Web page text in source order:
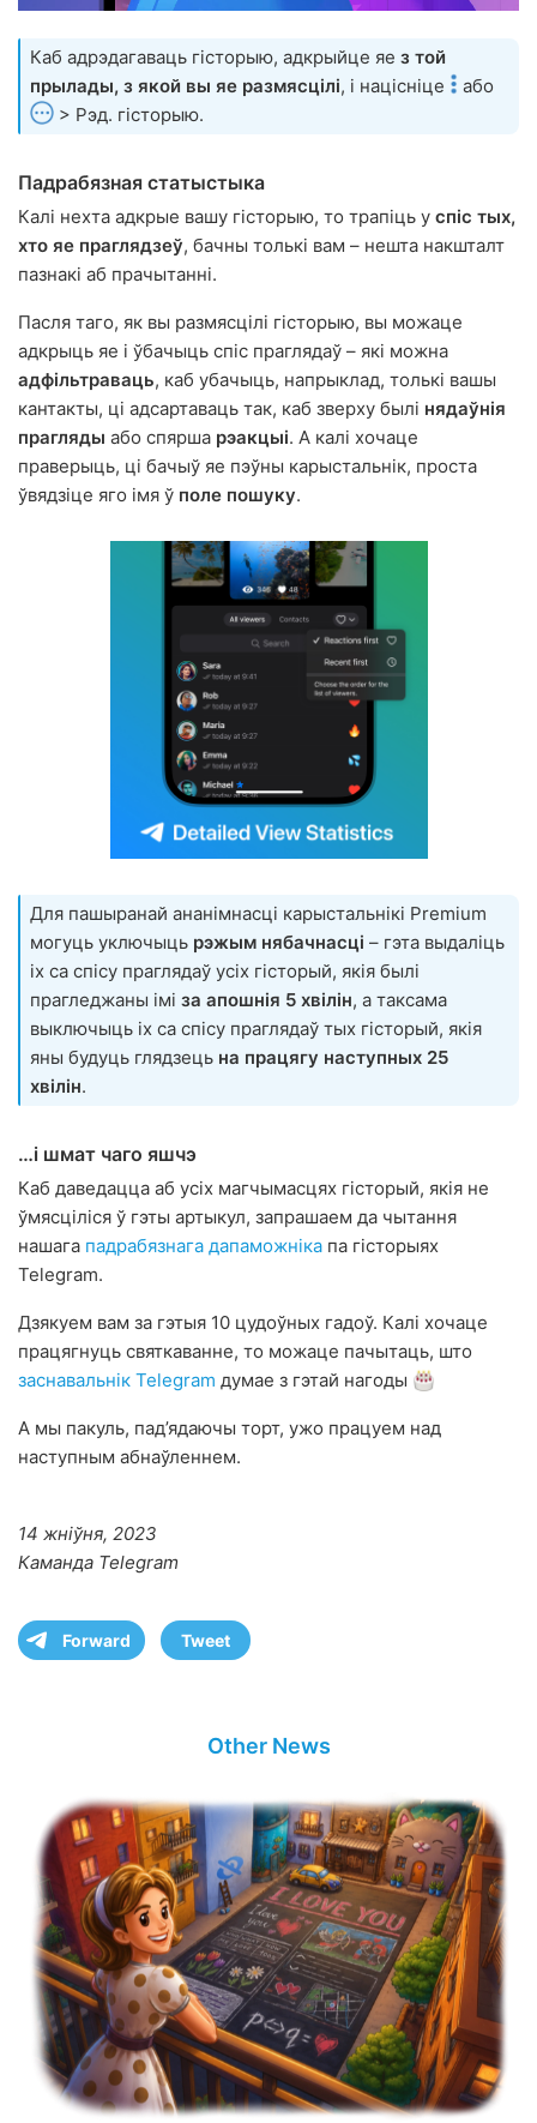
Каб адрэдагаваць гісторыю, адкрыйце яе з той
прылады, з якой вы яе размясцілі, і націсніце
або
> Рэд. гісторыю.
Падрабязная статыстыка
Калі нехта адкрые вашу гісторыю, то трапіць у спіс тых,
хто яе праглядзеў, бачны толькі вам – нешта накшталт
пазнакі аб прачытанні.
Пасля таго, як вы размясцілі гісторыю, вы можаце
адкрыць яе і ўбачыць спіс праглядаў – які можна
адфільтраваць, каб убачыць, напрыклад, толькі вашы
кантакты, ці адсартаваць так, каб зверху былі нядаўнія
прагляды або спярша рэакцыі. А калі хочаце
праверыць, ці бачыў яе пэўны карыстальнік, проста
ўвядзіце яго імя ў поле пошуку.
Для пашыранай ананімнасці карыстальнікі Premium
могуць уключыць рэжым нябачнасці – гэта выдаліць
іх са спісу праглядаў усіх гісторый, якія былі
прагледжаны імі за апошнія 5 хвілін, а таксама
выключыць іх са спісу праглядаў тых гісторый, якія
яны будуць глядзець на працягу наступных 25
хвілін.
…і шмат чаго яшчэ
Каб даведацца аб усіх магчымасцях гісторый, якія не
ўмясціліся ў гэты артыкул, запрашаем да чытання
нашага падрабязнага дапаможніка па гісторыях
Telegram.
Дзякуем вам за гэтыя 10 цудоўных гадоў. Калі хочаце
працягнуць святкаванне, то можаце пачытаць, што
заснавальнік Telegram думае з гэтай нагоды
А мы пакуль, пад’ядаючы торт, ужо працуем над
наступным абнаўленнем.
14 жніўня, 2023
Каманда Telegram
Forward Tweet
Other News